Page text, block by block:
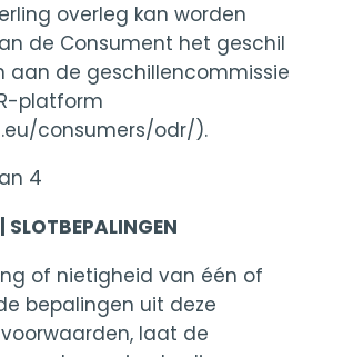
overleg kan worden
de Consument het geschil
aan de geschillencommissie
platform
consumers/odr/).
4
SLOTBEPALINGEN
of nietigheid van één of
bepalingen uit deze
laat de